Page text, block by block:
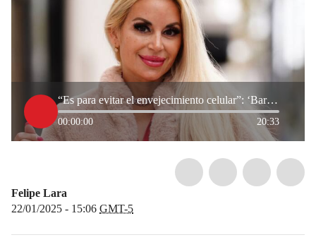
“Es para evitar el envejecimiento celular”: ‘Barbie Humana’ dio detalles del tratamiento con plasma
00:00:00 20:33
Felipe Lara
22/01/2025 - 15:06 GMT-5